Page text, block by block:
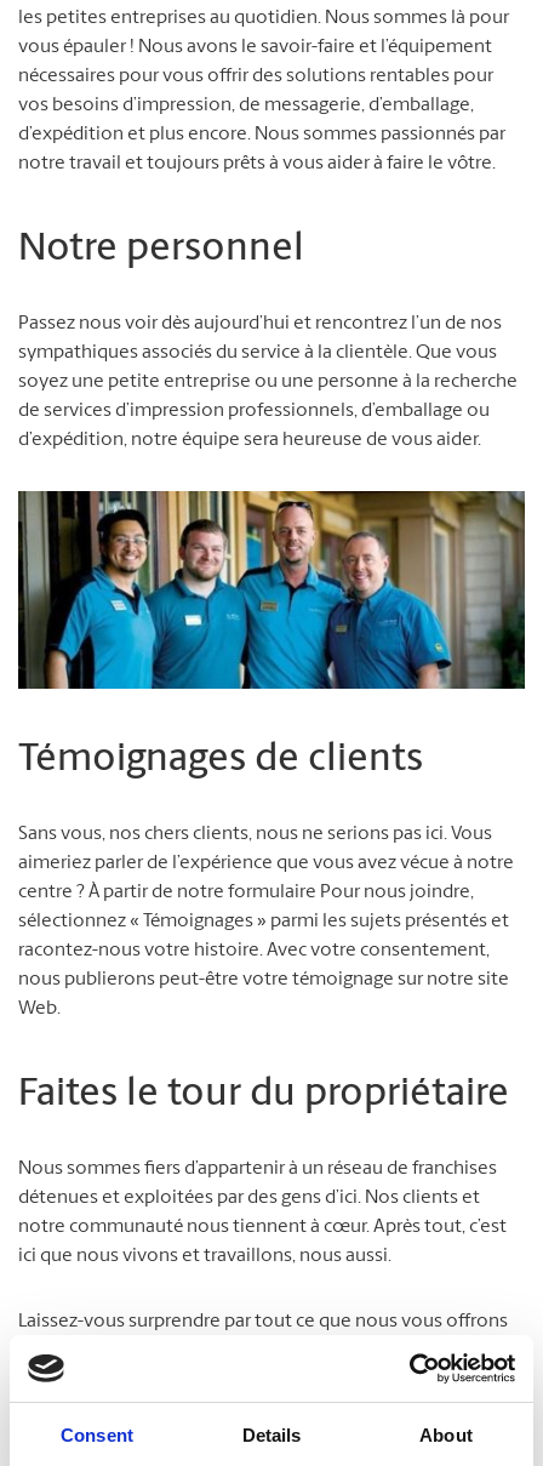
Consent Details About
les petites entreprises au quotidien. Nous sommes là pour
vous épauler ! Nous avons le savoir-faire et l’équipement
nécessaires pour vous offrir des solutions rentables pour
vos besoins d’impression, de messagerie, d’emballage,
d’expédition et plus encore. Nous sommes passionnés par
notre travail et toujours prêts à vous aider à faire le vôtre.
Notre personnel
Passez nous voir dès aujourd’hui et rencontrez l’un de nos
sympathiques associés du service à la clientèle. Que vous
soyez une petite entreprise ou une personne à la recherche
de services d’impression professionnels, d’emballage ou
d’expédition, notre équipe sera heureuse de vous aider.
Témoignages de clients
Sans vous, nos chers clients, nous ne serions pas ici. Vous
aimeriez parler de l’expérience que vous avez vécue à notre
centre ? À partir de notre formulaire Pour nous joindre,
sélectionnez « Témoignages » parmi les sujets présentés et
racontez-nous votre histoire. Avec votre consentement,
nous publierons peut-être votre témoignage sur notre site
Web.
Faites le tour du propriétaire
Nous sommes fiers d’appartenir à un réseau de franchises
détenues et exploitées par des gens d’ici. Nos clients et
notre communauté nous tiennent à cœur. Après tout, c’est
ici que nous vivons et travaillons, nous aussi.
Laissez-vous surprendre par tout ce que nous vous offrons
pour vous simplifier la vie !